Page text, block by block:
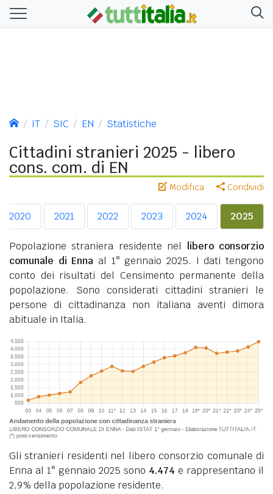
IT SIC EN Statistiche
Cittadini stranieri 2025 - libero
cons. com. di EN
Modifica Condividi
2020 2021 2022 2023 2024 2025
Popolazione straniera residente nel libero consorzio
comunale di Enna al 1° gennaio 2025. I dati tengono
conto dei risultati del Censimento permanente della
popolazione. Sono considerati cittadini stranieri le
persone di cittadinanza non italiana aventi dimora
abituale in Italia.
Gli stranieri residenti nel libero consorzio comunale di
Enna al 1° gennaio 2025 sono 4.474 e rappresentano il
2,9% della popolazione residente.